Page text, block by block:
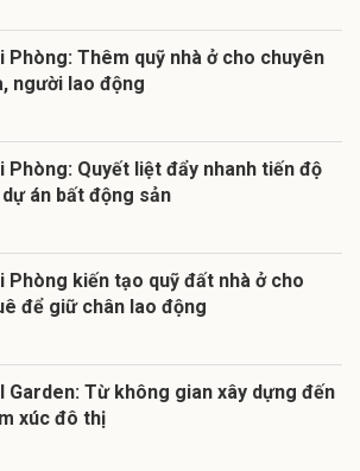
Phòng: Thêm quỹ nhà ở cho chuyên
người lao động
Phòng: Quyết liệt đẩy nhanh tiến độ
dự án bất động sản
Phòng kiến tạo quỹ đất nhà ở cho
để giữ chân lao động
Garden: Từ không gian xây dựng đến
xúc đô thị